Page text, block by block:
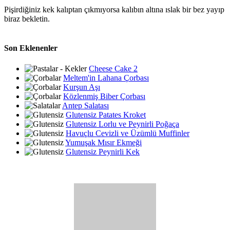
Pişirdiğiniz kek kalıptan çıkmıyorsa kalıbın altına ıslak bir bez yayıp
biraz bekletin.
Son Eklenenler
Cheese Cake 2
Meltem'in Lahana Çorbası
Kurşun Aşı
Közlenmiş Biber Çorbası
Antep Salatası
Glutensiz Patates Kroket
Glutensiz Lorlu ve Peynirli Poğaça
Havuçlu Cevizli ve Üzümlü Muffinler
Yumuşak Mısır Ekmeği
Glutensiz Peynirli Kek